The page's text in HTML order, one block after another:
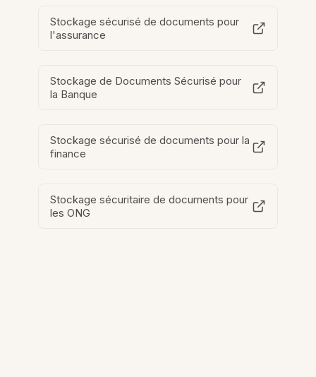
Stockage sécurisé de documents pour
l'assurance
Stockage de Documents Sécurisé pour
la Banque
Stockage sécurisé de documents pour la
finance
Stockage sécuritaire de documents pour
les ONG